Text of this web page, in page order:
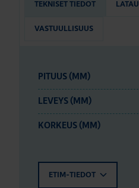
TEKNISET TIEDOT
VASTUULLISUUS
PITUUS (MM)
LEVEYS (MM)
KORKEUS (MM)
ETIM-TIEDOT